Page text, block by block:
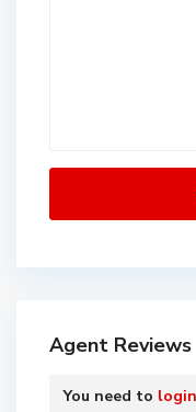
Agent Reviews
You need to login